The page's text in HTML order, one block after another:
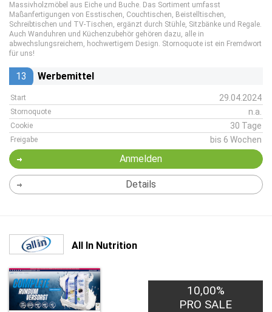
Massivholzmöbel aus Eiche und Buche. Das Sortiment umfasst
Maßanfertigungen von Esstischen, Couchtischen, Beistelltischen,
Schreibtischen und TV-Tischen, ergänzt durch Stühle, Sitzbänke und Regale.
Auch Wanduhren und Küchenzubehör gehören dazu, alle in
abwechslungsreichem, hochwertigem Design. Stornoquote ist ein Fremdwort
für uns!
13 Werbemittel
Start 29.04.2024
Stornoquote n.a.
Cookie 30 Tage
Freigabe bis 6 Wochen
Anmelden
Details
All In Nutrition
10,00%
PRO SALE